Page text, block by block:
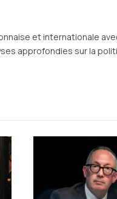
et internationale
approfondies sur la